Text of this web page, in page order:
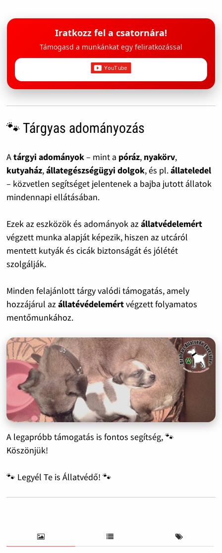
Iratkozz fel a csatornára!
Támogasd a munkánkat egy feliratkozással
🐾 Tárgyas adományozás
Atárgyi adományok– mint a póráz, nyakörv,
kutyaház,állategészségügyi dolgok, és pl.állateledel
– közvetlen segítséget jelentenek a bajba jutott állatok
mindennapi ellátásában.
Ezek az eszközök és adományok azállatvédelemért
végzett munka alapját képezik, hiszen az utcáról
mentett kutyák és cicák biztonságát és jólétét
szolgálják.
Minden felajánlott tárgy valódi támogatás, amely
hozzájárul azállatévédelemértvégzett folyamatos
mentőmunkához.
A legapróbb támogatás is fontos segítség, 🐾
Köszönjük!
🐾 Legyél Te is Állatvédő! 🐾